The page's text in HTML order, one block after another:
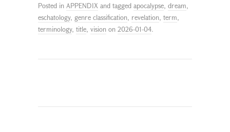
Posted in APPENDIX and tagged apocalypse, dream,
eschatology, genre classification, revelation, term,
terminology, title, vision on 2026-01-04.